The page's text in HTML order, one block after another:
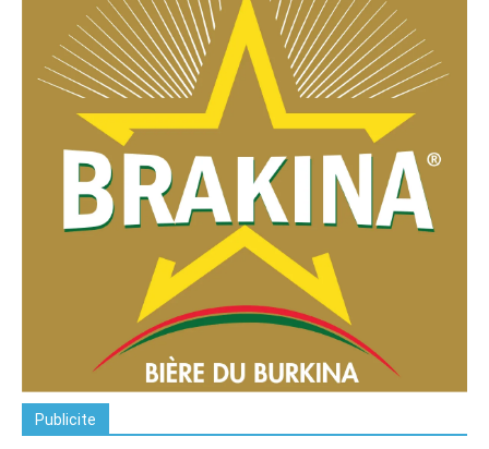
Publicite